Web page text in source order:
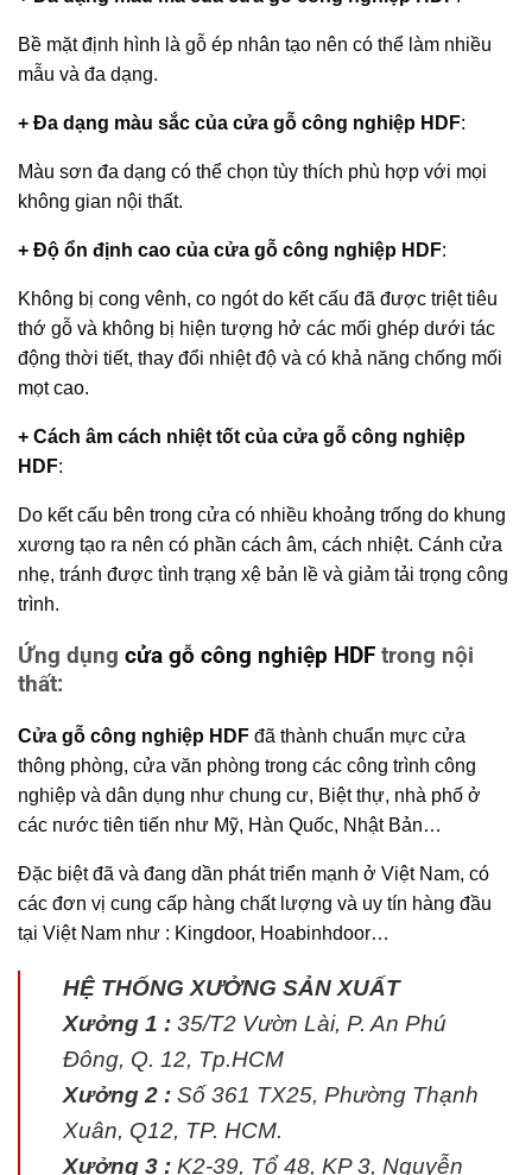
Bề mặt định hình là gỗ ép nhân tạo nên có thể làm nhiều
mẫu và đa dạng.
+ Đa dạng màu sắc của cửa gỗ công nghiệp HDF:
Màu sơn đa dạng có thể chọn tùy thích phù hợp với mọi
không gian nội thất.
+ Độ ổn định cao của cửa gỗ công nghiệp HDF:
Không bị cong vênh, co ngót do kết cấu đã được triệt tiêu
thớ gỗ và không bị hiện tượng hở các mối ghép dưới tác
động thời tiết, thay đổi nhiệt độ và có khả năng chống mối
mọt cao.
+ Cách âm cách nhiệt tốt của cửa gỗ công nghiệp
HDF:
Do kết cấu bên trong cửa có nhiều khoảng trống do khung
xương tạo ra nên có phần cách âm, cách nhiệt. Cánh cửa
nhẹ, tránh được tình trạng xệ bản lề và giảm tải trọng công
trình.
Ứng dụng cửa gỗ công nghiệp HDF trong nội
thất:
Cửa gỗ công nghiệp HDF đã thành chuẩn mực cửa
thông phòng, cửa văn phòng trong các công trình công
nghiệp và dân dụng như chung cư, Biệt thự, nhà phố ở
các nước tiên tiến như Mỹ, Hàn Quốc, Nhật Bản…
Đặc biệt đã và đang dần phát triển mạnh ở Việt Nam, có
các đơn vị cung cấp hàng chất lượng và uy tín hàng đầu
tại Việt Nam như : Kingdoor, Hoabinhdoor…
HỆ THỐNG XƯỞNG SẢN XUẤT
Xưởng 1 : 35/T2 Vườn Lài, P. An Phú
Đông, Q. 12, Tp.HCM
Xưởng 2 : Số 361 TX25, Phường Thạnh
Xuân, Q12, TP. HCM.
Xưởng 3 : K2-39, Tổ 48, KP 3, Nguyễn